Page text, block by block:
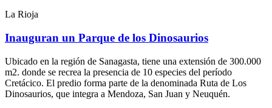
La Rioja
Inauguran un Parque de los Dinosaurios
Ubicado en la región de Sanagasta, tiene una extensión de 300.000
m2. donde se recrea la presencia de 10 especies del período
Cretácico. El predio forma parte de la denominada Ruta de Los
Dinosaurios, que integra a Mendoza, San Juan y Neuquén.